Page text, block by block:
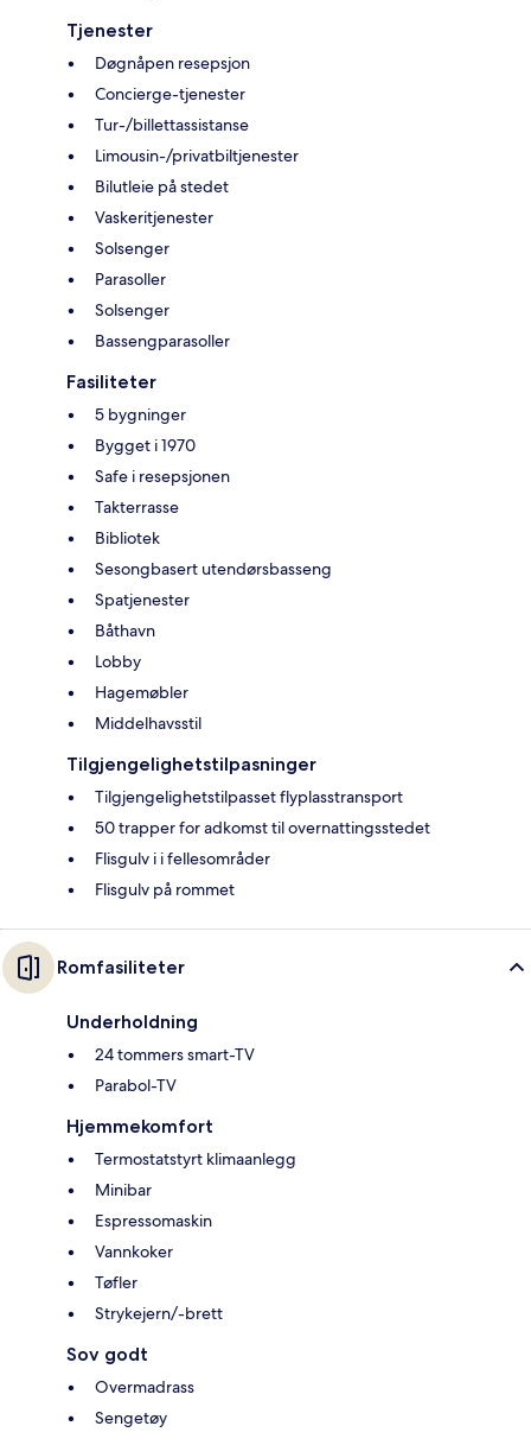
Tjenester
Døgnåpen resepsjon
Concierge-tjenester
Tur-/billettassistanse
Limousin-/privatbiltjenester
Bilutleie på stedet
Vaskeritjenester
Solsenger
Parasoller
Solsenger
Bassengparasoller
Fasiliteter
5 bygninger
Bygget i 1970
Safe i resepsjonen
Takterrasse
Bibliotek
Sesongbasert utendørsbasseng
Spatjenester
Båthavn
Lobby
Hagemøbler
Middelhavsstil
Tilgjengelighetstilpasninger
Tilgjengelighetstilpasset flyplasstransport
50 trapper for adkomst til overnattingsstedet
Flisgulv i i fellesområder
Flisgulv på rommet
Romfasiliteter
Underholdning
24 tommers smart-TV
Parabol-TV
Hjemmekomfort
Termostatstyrt klimaanlegg
Minibar
Espressomaskin
Vannkoker
Tøfler
Strykejern/-brett
Sov godt
Overmadrass
Sengetøy